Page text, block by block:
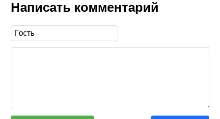
Написать комментарий